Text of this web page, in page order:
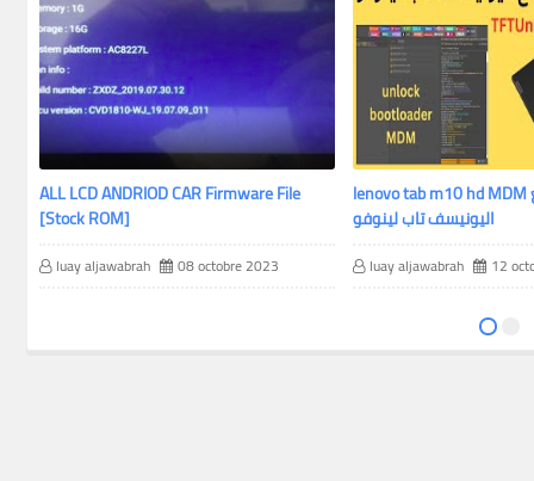
ALL LCD ANDRIOD CAR Firmware File
[Stock ROM]
luay aljawabrah 08 octobre 2023
lenovo tab m10 hd MDM التخلص من وضع
اليونيسف تاب لينوفو
luay aljawabrah 12